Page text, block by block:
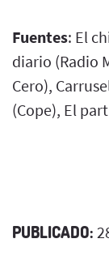
Fuentes: El
diario (Radio
Cero),
(Cope), El
PUBLICADO: